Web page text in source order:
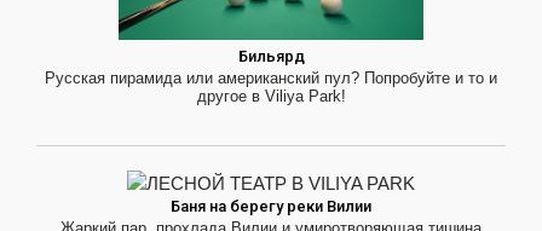
Бильярд
Русская пирамида или американский пул? Попробуйте и то и
другое в Viliya Park!
Баня на берегу реки Вилии